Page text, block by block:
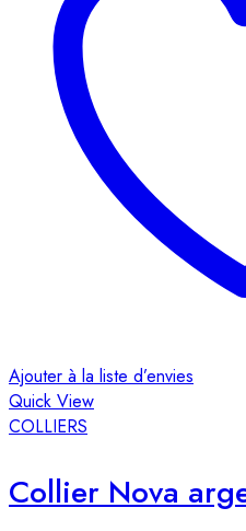
Ajouter à la liste d’envies
Quick View
COLLIERS